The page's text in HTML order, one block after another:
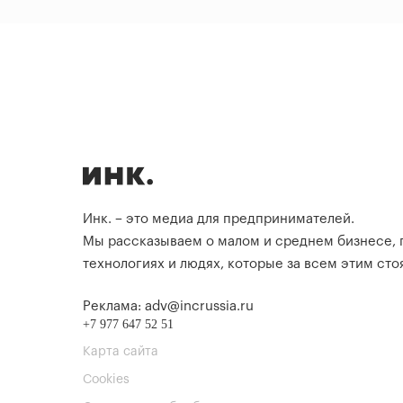
Инк. – это медиа для предпринимателей.
Мы рассказываем о малом и среднем бизнесе,
технологиях и людях, которые за всем этим
Реклама: adv@incrussia.ru
+7 977 647 52 51
Карта сайта
Cookies